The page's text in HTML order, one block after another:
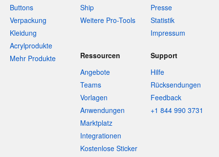
Buttons
Verpackung
Kleidung
Acrylprodukte
Mehr Produkte
Ship
Weitere Pro-Tools
Presse
Statistik
Impressum
Ressourcen
Angebote
Teams
Vorlagen
Anwendungen
Marktplatz
Integrationen
Kostenlose Sticker
Support
Hilfe
Rücksendungen
Feedback
+1 844 990 3731